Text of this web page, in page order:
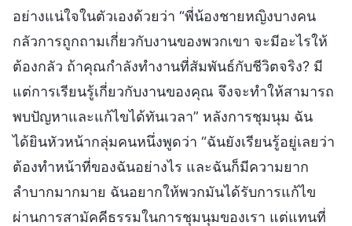
อย่างแน่ใจในตัวเองด้วยว่า “พี่น้องชายหญิงบางคน
กลัวการถูกถามเกี่ยวกับงานของพวกเขา จะมีอะไรให้
ต้องกลัว ถ้าคุณกำลังทำงานที่สัมพันธ์กับชีวิตจริง? มี
แต่การเรียนรู้เกี่ยวกับงานของคุณ จึงจะทำให้สามารถ
พบปัญหาและแก้ไขได้ทันเวลา” หลังการชุมนุม ฉัน
ได้ยินหัวหน้ากลุ่มคนหนึ่งพูดว่า “ฉันยังเรียนรู้อยู่เลยว่า
ต้องทำหน้าที่ของฉันอย่างไร และฉันก็มีความยาก
ลำบากมากมาย ฉันอยากให้พวกมันได้รับการแก้ไข
ผ่านการสามัคคีธรรมในการชุมนุมของเรา แต่แทนที่